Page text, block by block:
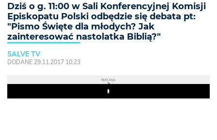
Dziś o g. 11:00 w Sali Konferencyjnej Komisji
Episkopatu Polski odbędzie się debata pt:
"Pismo Święte dla młodych? Jak
zainteresować nastolatka Biblią?"
SALVE TV
DODANE 29.11.2017 10:23
REKLAMA
Play